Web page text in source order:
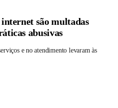
são multadas
abusivas
e no atendimento levaram às